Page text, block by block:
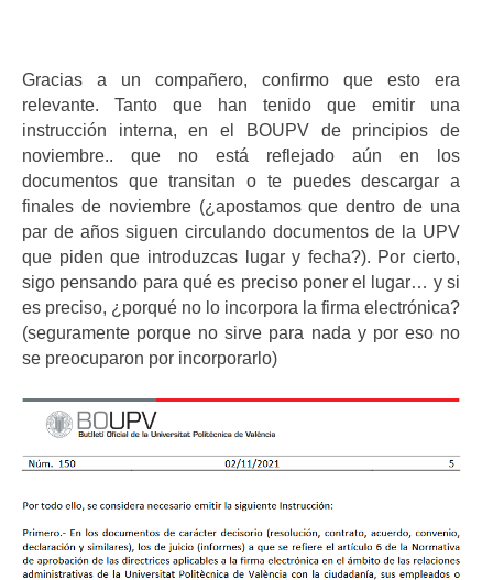
Gracias a un compañero, confirmo que esto era
relevante. Tanto que han tenido que emitir una
instrucción interna, en el BOUPV de principios de
noviembre.. que no está reflejado aún en los
documentos que transitan o te puedes descargar a
finales de noviembre (¿apostamos que dentro de una
par de años siguen circulando documentos de la UPV
que piden que introduzcas lugar y fecha?). Por cierto,
sigo pensando para qué es preciso poner el lugar… y si
es preciso, ¿porqué no lo incorpora la firma electrónica?
(seguramente porque no sirve para nada y por eso no
se preocuparon por incorporarlo)